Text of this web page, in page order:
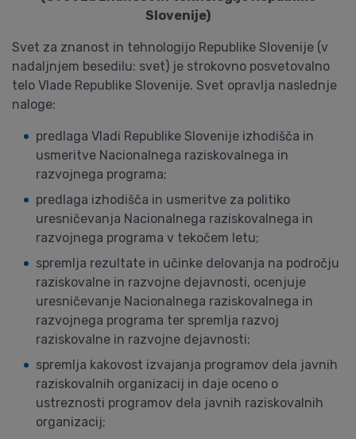
Slovenije)
Svet za znanost in tehnologijo Republike Slovenije (v
nadaljnjem besedilu: svet) je strokovno posvetovalno
telo Vlade Republike Slovenije. Svet opravlja naslednje
naloge:
predlaga Vladi Republike Slovenije izhodišča in
usmeritve Nacionalnega raziskovalnega in
razvojnega programa;
predlaga izhodišča in usmeritve za politiko
uresničevanja Nacionalnega raziskovalnega in
razvojnega programa v tekočem letu;
spremlja rezultate in učinke delovanja na področju
raziskovalne in razvojne dejavnosti, ocenjuje
uresničevanje Nacionalnega raziskovalnega in
razvojnega programa ter spremlja razvoj
raziskovalne in razvojne dejavnosti;
spremlja kakovost izvajanja programov dela javnih
raziskovalnih organizacij in daje oceno o
ustreznosti programov dela javnih raziskovalnih
organizacij;